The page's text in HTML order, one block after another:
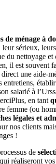
de ménage à
sérieux,
du nettoyage et
il est souvent
une aide-
entretiens,
salarié à
en tant
femme (ou
légales et
nos clients
!
de
réaliseront